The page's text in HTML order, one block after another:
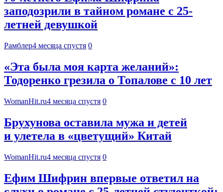
заподозрили в тайном романе с 25-
летней девушкой
Рамблер4 месяца спустя 0
«Эта была моя карта желаний»:
Тодоренко грезила о Топалове с 10 лет
WomanHit.ru4 месяца спустя 0
Брухунова оставила мужа и детей
и улетела в «цветущий» Китай
WomanHit.ru4 месяца спустя 0
Ефим Шифрин впервые ответил на